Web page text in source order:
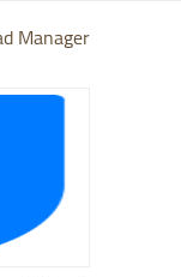
Manager